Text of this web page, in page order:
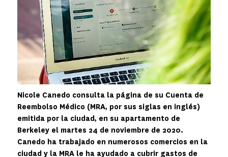
Nicole Canedo consulta la página de su Cuenta de
Reembolso Médico (MRA, por sus siglas en inglés)
emitida por la ciudad, en su apartamento de
Berkeley el martes 24 de noviembre de 2020.
Canedo ha trabajado en numerosos comercios en la
ciudad y la MRA le ha ayudado a cubrir gastos de